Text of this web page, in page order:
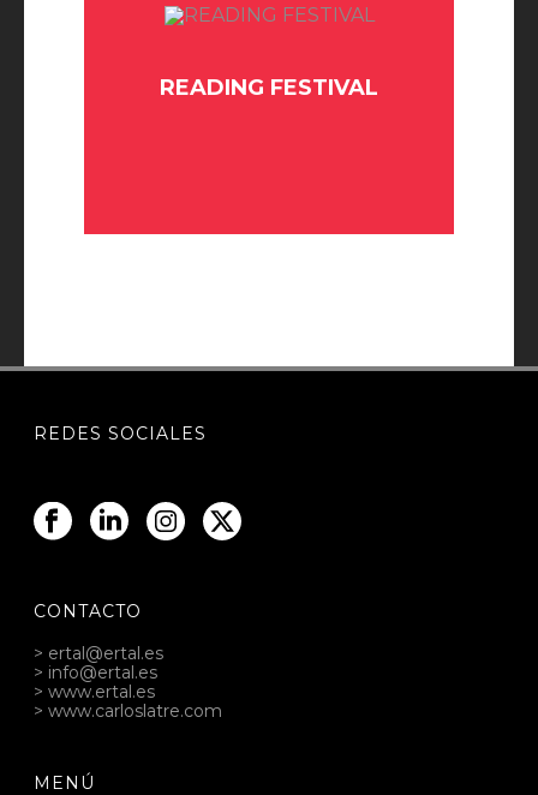
READING FESTIVAL
REDES SOCIALES
CONTACTO
> ertal@ertal.es
> info@ertal.es
> www.ertal.es
> www.carloslatre.com
MENÚ